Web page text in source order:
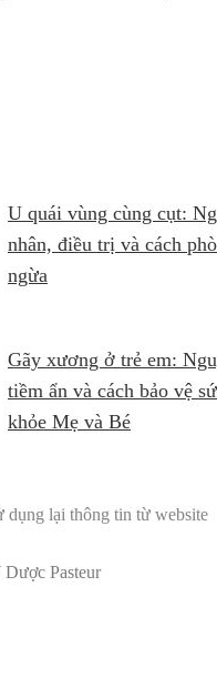
U quái vùng cùng cụt:
nhân, điều trị và cách
ngừa
Gãy xương ở trẻ em:
tiềm ẩn và cách bảo vệ
khỏe Mẹ và Bé
dụng lại thông tin từ website
Pasteur